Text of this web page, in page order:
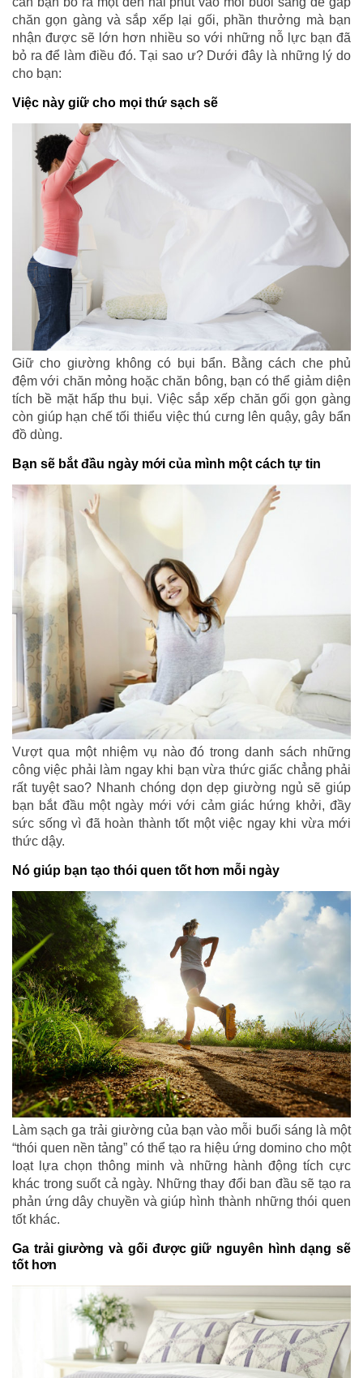
chăn gọn gàng và sắp xếp lại gối, phần thưởng mà bạn
nhận được sẽ lớn hơn nhiều so với những nỗ lực bạn đã
bỏ ra để làm điều đó. Tại sao ư? Dưới đây là những lý do
cho bạn:
Việc này giữ cho mọi thứ sạch sẽ
Giữ cho giường không có bụi bẩn. Bằng cách che phủ
đệm với chăn mỏng hoặc chăn bông, bạn có thể giảm diện
tích bề mặt hấp thu bụi. Việc sắp xếp chăn gối gọn gàng
còn giúp hạn chế tối thiểu việc thú cưng lên quậy, gây bẩn
đồ dùng.
Bạn sẽ bắt đầu ngày mới của mình một cách tự tin
Vượt qua một nhiệm vụ nào đó trong danh sách những
công việc phải làm ngay khi bạn vừa thức giấc chẳng phải
rất tuyệt sao? Nhanh chóng dọn dẹp giường ngủ sẽ giúp
bạn bắt đầu một ngày mới với cảm giác hứng khởi, đầy
sức sống vì đã hoàn thành tốt một việc ngay khi vừa mới
thức dậy.
Nó giúp bạn tạo thói quen tốt hơn mỗi ngày
Làm sạch ga trải giường của bạn vào mỗi buổi sáng là một
“thói quen nền tảng” có thể tạo ra hiệu ứng domino cho một
loạt lựa chọn thông minh và những hành động tích cực
khác trong suốt cả ngày. Những thay đổi ban đầu sẽ tạo ra
phản ứng dây chuyền và giúp hình thành những thói quen
tốt khác.
Ga trải giường và gối được giữ nguyên hình dạng sẽ
tốt hơn